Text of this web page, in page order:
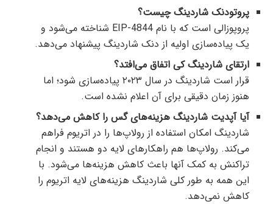
پروتودنک شاردینگ چیست؟
پروپوزالی است که با نام EIP-4844‌ شناخته می‌شود و
یک پیاده‌سازی اولیه از دنک شاردینگ پیشنهاد می‌دهد.
ارتقای شاردینگ کی اتفاق می‌افتد؟
قرار است شاردینگ در سال ۲۰۲۳ پیاده‌سازی شود؛ اما
هنوز زمان دقیقی برای آن اعلام نشده است.
آیا آپدیت شاردینگ هزینه‌های گس را کاهش می‌دهد؟
شاردینگ امکان استفاده از رولاپ‌ها را در اتریوم فراهم
می‌کند. رولاپ‌ها هم راهکارهای لایه دو هستند و انجام
تراکنش به کمک آنها باعث کاهش هزینه‌ها می‌شود. با
این همه به طور کلی شاردینگ هزینه‌های لایه اتریوم را
کاهش نمی‌دهد.